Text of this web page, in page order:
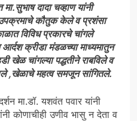
दादा चव्हाण यांनी
उपक्रमाचे कौतुक केले व प्रशंसा
विविध प्रकारचे चांगले
क्रीडा मंडळच्या माध्यमातुन
खेळ चांगल्या पद्धतीने राबविले व
,खेळाचे महत्व समजून सांगितले.
मा.डॉ. यशवंत पवार यांनी
कोणाचीही उणीव भासु न देता व